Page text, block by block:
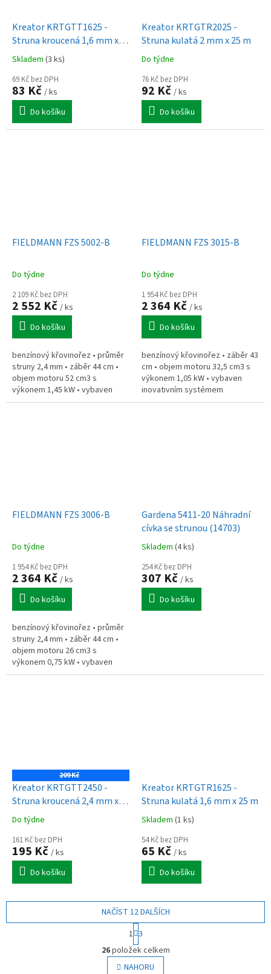
Kreator KRTGTT1625 -
Struna kroucená 1,6 mm x
25 m
Skladem (3 ks)
69 Kč bez DPH
83 Kč / ks
Do košíku
Kreator KRTGTR2025 -
Struna kulatá 2 mm x 25 m
Do týdne
76 Kč bez DPH
92 Kč / ks
Do košíku
FIELDMANN FZS 5002-B
Do týdne
2 109 Kč bez DPH
2 552 Kč / ks
Do košíku
benzínový křovinořez • průměr
struny 2,4 mm • záběr 44 cm •
objem motoru 52 cm3 s
výkonem 1,45 kW • vybaven
inovativním systémem
FIELDMANN FZS 3015-B
Do týdne
1 954 Kč bez DPH
2 364 Kč / ks
Do košíku
benzínový křovinořez • záběr 43
cm • objem motoru 32,5 cm3 s
výkonem 1,05 kW • vybaven
inovativním systémem
TWIST&GO strunové hlavy
FIELDMANN FZS 3006-B
Do týdne
1 954 Kč bez DPH
2 364 Kč / ks
Do košíku
benzínový křovinořez • průměr
struny 2,4 mm • záběr 44 cm •
objem motoru 26 cm3 s
výkonem 0,75 kW • vybaven
inovativním systémem
Gardena 5411-20 Náhradní
cívka se strunou (14703)
Skladem (4 ks)
254 Kč bez DPH
307 Kč / ks
Do košíku
209 Kč
Kreator KRTGTT2450 -
Struna kroucená 2,4 mm x
50 m
Do týdne
161 Kč bez DPH
195 Kč / ks
Do košíku
Kreator KRTGTR1625 -
Struna kulatá 1,6 mm x 25 m
Skladem (1 ks)
54 Kč bez DPH
65 Kč / ks
Do košíku
O
v
l
NAČÍST 12 DALŠÍCH
S
t
r
á
n
1 3
26položek celkem
NAHORU